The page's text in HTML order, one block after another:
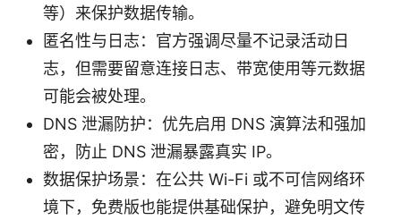
等）来保护数据传输。
匿名性与日志：官方强调尽量不记录活动日
志，但需要留意连接日志、带宽使用等元数据
可能会被处理。
DNS 泄漏防护：优先启用 DNS 演算法和强加
密，防止 DNS 泄漏暴露真实 IP。
数据保护场景：在公共 Wi-Fi 或不可信网络环
境下，免费版也能提供基础保护，避免明文传